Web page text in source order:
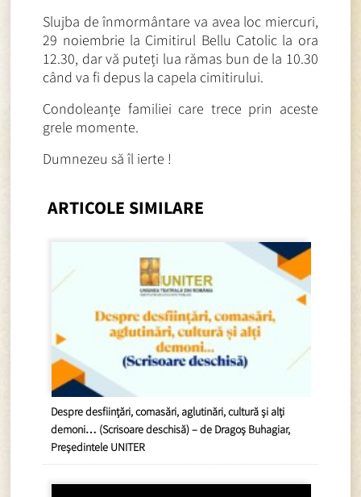
Slujba de înmormântare va avea loc miercuri,
29 noiembrie la Cimitirul Bellu Catolic la ora
12.30, dar vă puteți lua rămas bun de la 10.30
când va fi depus la capela cimitirului.
Condoleanțe familiei care trece prin aceste
grele momente.
Dumnezeu să îl ierte !
ARTICOLE SIMILARE
Despre desființări, comasări, aglutinări, cultură și alți
demoni… (Scrisoare deschisă) – de Dragoș Buhagiar,
Președintele UNITER